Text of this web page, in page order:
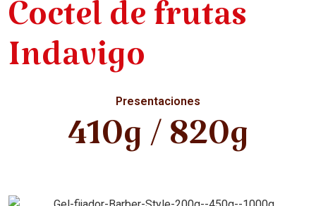
Coctel de frutas
Indavigo
Presentaciones
410g / 820g